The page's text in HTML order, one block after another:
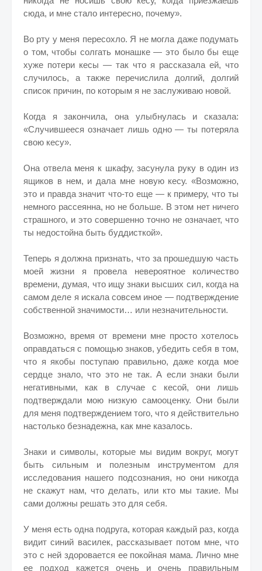
сюда, и мне стало интересно, почему».
Во рту у меня пересохло. Я не могла даже подумать
о том, чтобы солгать монашке — это было бы еще
хуже потери кесы — так что я рассказала ей, что
случилось, а также перечислила долгий, долгий
список причин, по которым я не заслуживаю новой.
Когда я закончила, она улыбнулась и сказала:
«Случившееся означает лишь одно — ты потеряла
свою кесу».
Она отвела меня к шкафу, засунула руку в один из
ящиков в нем, и дала мне новую кесу. «Возможно,
это и правда значит что-то еще — к примеру, что ты
немного рассеянна, но не больше. В этом нет ничего
страшного, и это совершенно точно не означает, что
ты недостойна быть буддисткой».
Теперь я должна признать, что за прошедшую часть
моей жизни я провела невероятное количество
времени, думая, что ищу знаки высших сил, когда на
самом деле я искала совсем иное — подтверждение
собственной значимости… или незначительности.
Возможно, время от времени мне просто хотелось
оправдаться с помощью знаков, убедить себя в том,
что я якобы поступаю правильно, даже когда мое
сердце знало, что это не так. А если знаки были
негативными, как в случае с кесой, они лишь
подтверждали мою низкую самооценку. Они были
для меня подтверждением того, что я действительно
настолько безнадежна, как мне казалось.
Знаки и символы, которые мы видим вокруг, могут
быть сильным и полезным инструментом для
исследования нашего подсознания, но они никогда
не скажут нам, что делать, или кто мы такие. Мы
сами должны решать это для себя.
У меня есть одна подруга, которая каждый раз, когда
видит синий василек, рассказывает потом мне, что
это с ней здоровается ее покойная мама. Лично мне
ее подход кажется очень и очень правильным